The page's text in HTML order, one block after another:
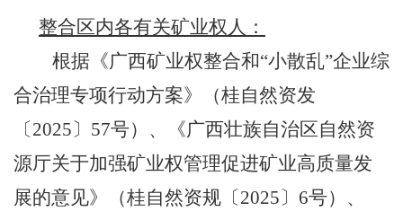
整合区内各有关矿业权人：
根据《广西矿业权整合和“小散乱”企业综
合治理专项行动方案》（桂自然资发
〔2025〕 57号）、《广西壮族自治区自然资
源厅关于加强矿业权管理促进矿业高质量发
展的意见》（桂自然资规〔2025〕 6号）、